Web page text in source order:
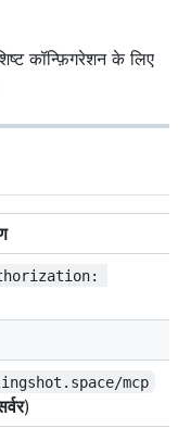
कॉन्फ़िगरेशन के लिए
mcp
)